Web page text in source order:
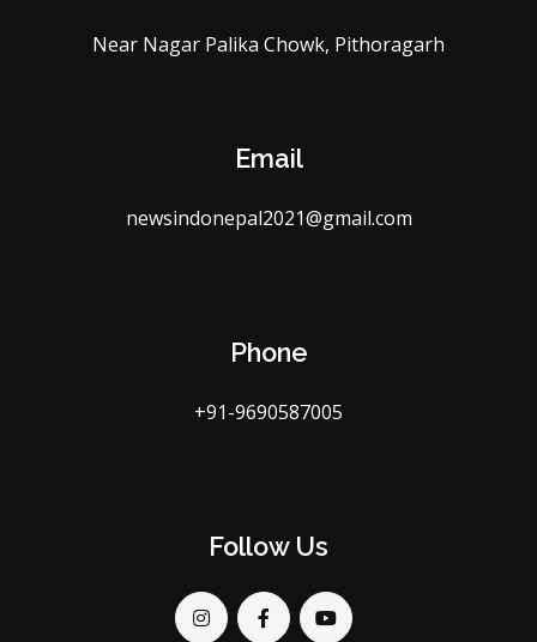
Near Nagar Palika Chowk, Pithoragarh
Email
newsindonepal2021@gmail.com
Phone
+91-9690587005
Follow Us